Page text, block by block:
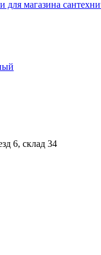
магазина
6, склад 34